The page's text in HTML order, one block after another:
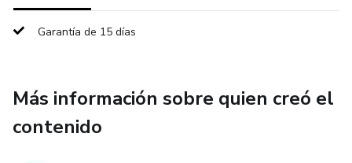
🔮 Enfrenta los Desafíos con Confianza
Esta semana, las cartas revelan...
Garantía de 15 días
Más información sobre quien creó el
contenido